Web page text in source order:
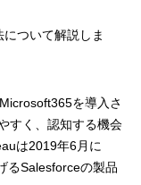
ついて解説しま
を導入さ
すく、認知する機会
は2019年6月に
るSalesforceの製品